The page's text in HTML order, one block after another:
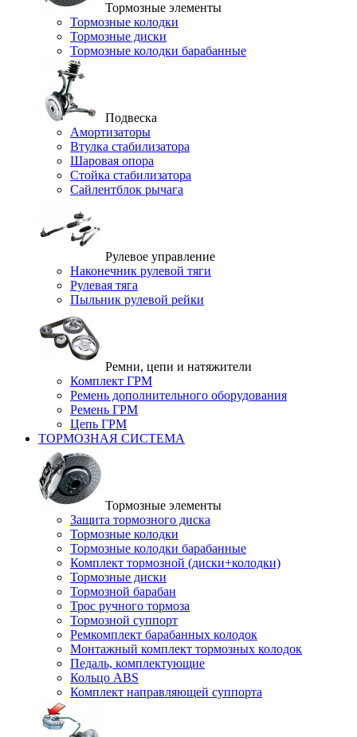
Тормозные элементы
Тормозные колодки
Тормозные диски
Тормозные колодки барабанные
Подвеска
Амортизаторы
Втулка стабилизатора
Шаровая опора
Стойка стабилизатора
Сайлентблок рычага
Рулевое управление
Наконечник рулевой тяги
Рулевая тяга
Пыльник рулевой рейки
Ремни, цепи и натяжители
Комплект ГРМ
Ремень дополнительного оборудования
Ремень ГРМ
Цепь ГРМ
ТОРМОЗНАЯ СИСТЕМА
Тормозные элементы
Защита тормозного диска
Тормозные колодки
Тормозные колодки барабанные
Комплект тормозной (диски+колодки)
Тормозные диски
Тормозной барабан
Трос ручного тормоза
Тормозной суппорт
Ремкомплект барабанных колодок
Монтажный комплект тормозных колодок
Педаль, комплектующие
Кольцо ABS
Комплект направляющей суппорта